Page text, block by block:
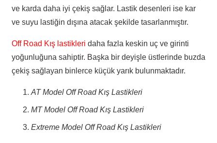
ve karda daha iyi çekiş sağlar. Lastik desenleri ise kar
ve suyu lastiğin dışına atacak şekilde tasarlanmıştır.
Off Road Kış lastikleri daha fazla keskin uç ve girinti
yoğunluğuna sahiptir. Başka bir deyişle üstlerinde buzda
çekiş sağlayan binlerce küçük yarık bulunmaktadır.
AT Model Off Road Kış Lastikleri
MT Model Off Road Kış Lastikleri
Extreme Model Off Road Kış Lastikleri